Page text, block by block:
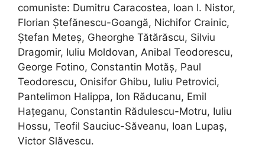
comuniste: Dumitru Caracostea, Ioan I. Nistor,
Florian Ștefănescu-Goangă, Nichifor Crainic,
Ștefan Meteș, Gheorghe Tătărăscu, Silviu
Dragomir, Iuliu Moldovan, Anibal Teodorescu,
George Fotino, Constantin Motăș, Paul
Teodorescu, Onisifor Ghibu, Iuliu Petrovici,
Pantelimon Halippa, Ion Răducanu, Emil
Hațeganu, Constantin Rădulescu-Motru, Iuliu
Hossu, Teofil Sauciuc-Săveanu, Ioan Lupaș,
Victor Slăvescu.